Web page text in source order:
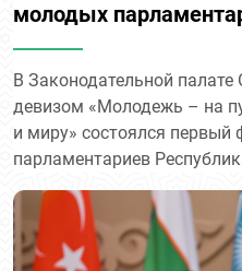
молодых
Узбекистан и
В Законодательной
девизом «Молодежь – на
и миру» состоялся
парламентариев
Кыргызской Республики.